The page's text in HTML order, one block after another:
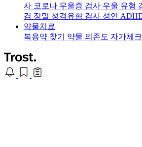
사 코로나 우울증 검사 우울 유형
검 정밀 성격유형 검사 성인
약물치료
복용약 찾기 약물 의존도 자가체크